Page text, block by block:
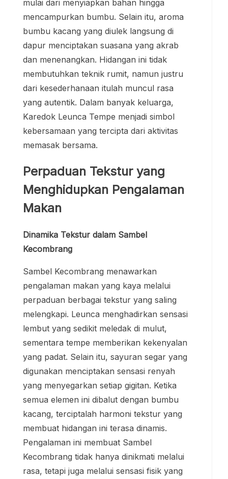
mulai dari menyiapkan bahan hingga
mencampurkan bumbu. Selain itu, aroma
bumbu kacang yang diulek langsung di
dapur menciptakan suasana yang akrab
dan menenangkan. Hidangan ini tidak
membutuhkan teknik rumit, namun justru
dari kesederhanaan itulah muncul rasa
yang autentik. Dalam banyak keluarga,
Karedok Leunca Tempe menjadi simbol
kebersamaan yang tercipta dari aktivitas
memasak bersama.
Perpaduan Tekstur yang
Menghidupkan Pengalaman
Makan
Dinamika Tekstur dalam Sambel
Kecombrang
Sambel Kecombrang menawarkan
pengalaman makan yang kaya melalui
perpaduan berbagai tekstur yang saling
melengkapi. Leunca menghadirkan sensasi
lembut yang sedikit meledak di mulut,
sementara tempe memberikan kekenyalan
yang padat. Selain itu, sayuran segar yang
digunakan menciptakan sensasi renyah
yang menyegarkan setiap gigitan. Ketika
semua elemen ini dibalut dengan bumbu
kacang, terciptalah harmoni tekstur yang
membuat hidangan ini terasa dinamis.
Pengalaman ini membuat Sambel
Kecombrang tidak hanya dinikmati melalui
rasa, tetapi juga melalui sensasi fisik yang